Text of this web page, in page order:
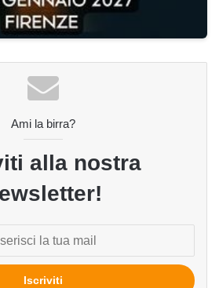
Ami la birra?
alla nostra